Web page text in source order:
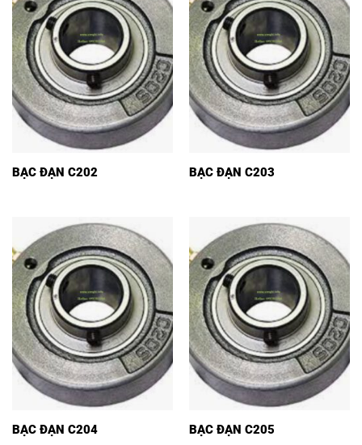
BẠC ĐẠN C202 BẠC ĐẠN C203
BẠC ĐẠN C204 BẠC ĐẠN C205